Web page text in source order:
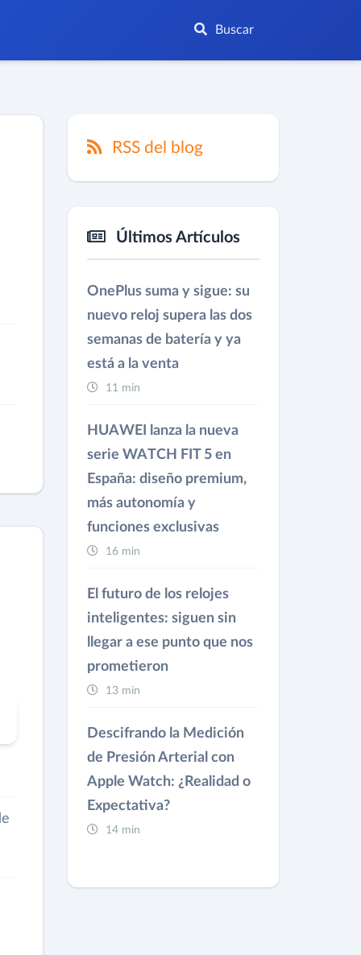
Buscar
RSS del blog
Últimos Artículos
OnePlus suma y sigue: su
nuevo reloj supera las dos
semanas de batería y ya
está a la venta
11 min
HUAWEI lanza la nueva
serie WATCH FIT 5 en
España: diseño premium,
más autonomía y
funciones exclusivas
16 min
El futuro de los relojes
inteligentes: siguen sin
llegar a ese punto que nos
prometieron
13 min
Descifrando la Medición
de Presión Arterial con
Apple Watch: ¿Realidad o
Expectativa?
14 min